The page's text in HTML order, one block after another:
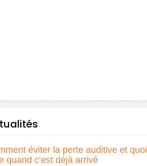
éviter la perte auditive et quoi
quand c’est déjà arrivé